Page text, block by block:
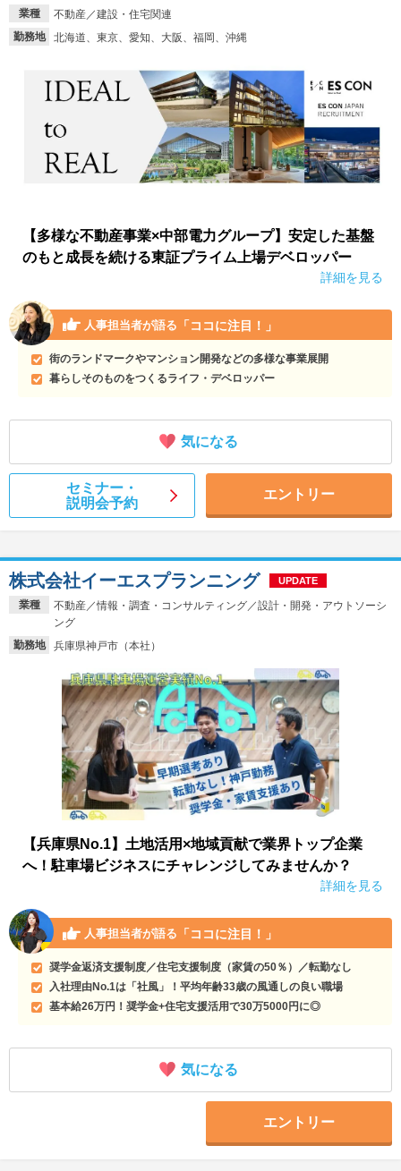
業種
不動産／建設・住宅関連
勤務地
北海道、東京、愛知、大阪、福岡、沖縄
【多様な不動産事業×中部電力グループ】安定した基盤
のもと成長を続ける東証プライム上場デベロッパー
詳細を見る
人事担当者が語る 「ココに注目！」
街のランドマークやマンション開発などの多様な事業展開
暮らしそのものをつくるライフ・デベロッパー
気になる
セミナー・
説明会予約
エントリー
業種
不動産／情報・調査・コンサルティング／設計・開発・アウトソーシ
ング
勤務地
兵庫県神戸市（本社）
株式会社イーエスプランニング UPDATE
【兵庫県No.1】土地活用×地域貢献で業界トップ企業
へ！駐車場ビジネスにチャレンジしてみませんか？
詳細を見る
人事担当者が語る 「ココに注目！」
奨学金返済支援制度／住宅支援制度（家賃の50％）／転勤なし
入社理由No.1は「社風」！平均年齢33歳の風通しの良い職場
基本給26万円！奨学金+住宅支援活用で30万5000円に◎
気になる
エントリー